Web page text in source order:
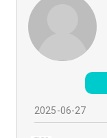
2025-06-27